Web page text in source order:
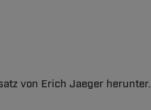
von Erich Jaeger herunter.